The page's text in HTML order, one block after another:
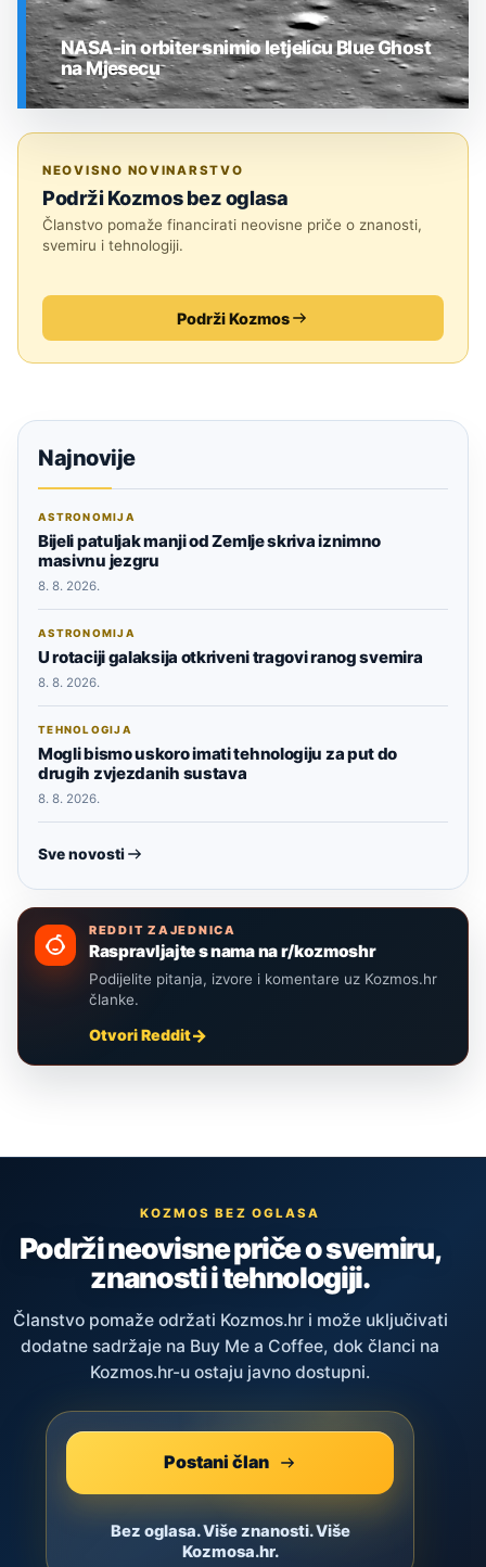
NASA-in orbiter snimio letjelicu Blue Ghost
na Mjesecu
NEOVISNO NOVINARSTVO
Podrži Kozmos bez oglasa
Članstvo pomaže financirati neovisne priče o znanosti,
svemiru i tehnologiji.
Podrži Kozmos
Najnovije
ASTRONOMIJA
Bijeli patuljak manji od Zemlje skriva iznimno
masivnu jezgru
8. 8. 2026.
ASTRONOMIJA
U rotaciji galaksija otkriveni tragovi ranog svemira
8. 8. 2026.
TEHNOLOGIJA
Mogli bismo uskoro imati tehnologiju za put do
drugih zvjezdanih sustava
8. 8. 2026.
Sve novosti
REDDIT ZAJEDNICA
Raspravljajte s nama na r/kozmoshr
Podijelite pitanja, izvore i komentare uz Kozmos.hr
članke.
Otvori Reddit
KOZMOS BEZ OGLASA
Podrži neovisne priče o svemiru,
znanosti i tehnologiji.
Članstvo pomaže održati Kozmos.hr i može uključivati
dodatne sadržaje na Buy Me a Coffee, dok članci na
Kozmos.hr-u ostaju javno dostupni.
Postani član
Bez oglasa. Više znanosti. Više
Kozmosa.hr.